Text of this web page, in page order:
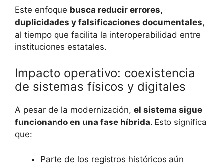
Este enfoque busca reducir errores,
duplicidades y falsificaciones documentales,
al tiempo que facilita la interoperabilidad entre
instituciones estatales.
Impacto operativo: coexistencia
de sistemas físicos y digitales
A pesar de la modernización, el sistema sigue
funcionando en una fase híbrida. Esto significa
que:
Parte de los registros históricos aún